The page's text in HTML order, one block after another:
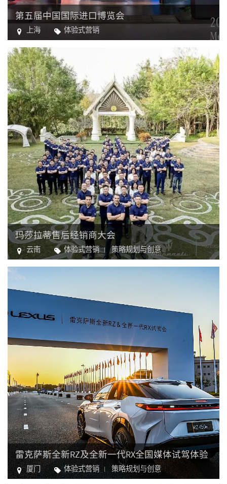
第五届中国国际进口博览会
上海
体验式营销
进口
玛莎拉蒂售后经销商大会
云南 体验式营销
策略规划与创意
汽车
雷克萨斯全新RZ及全新一代RX全国媒体试驾体验
厦门 体验式营销
策略规划与创意
汽车